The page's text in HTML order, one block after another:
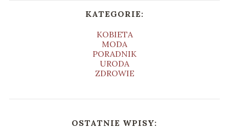
KATEGORIE:
KOBIETA
MODA
PORADNIK
URODA
ZDROWIE
OSTATNIE WPISY: